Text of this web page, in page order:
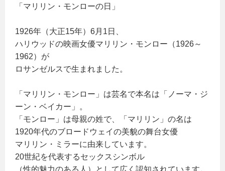
「マリリン・モンローの日」
1926年（大正15年）6月1日、
ハリウッドの映画女優マリリン・モンロー（1926～
1962）が
ロサンゼルスで生まれました。
「マリリン・モンロー」は芸名で本名は「ノーマ・ジ
ーン・ベイカー」。
「モンロー」は母親の姓で、「マリリン」の名は
1920年代のブロードウェイの美貌の舞台女優
マリリン・ミラーに由来しています。
20世紀を代表するセックスシンボル
（性的魅力のある人）として広く認知されています。